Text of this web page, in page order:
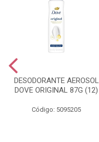
DESODORANTE AEROSOL
DOVE ORIGINAL 87G (12)
Código: 5095205